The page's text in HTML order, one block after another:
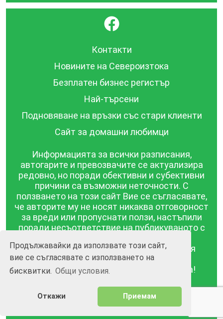
Продължавайки да използвате този сайт,
вие се съгласявате с използването на
бисквитки. Общи условия.
Откажи Приемам
}
Контакти
Новините на Североизтока
Безплатен бизнес регистър
Най-търсени
Подновяване на връзки със стари клиенти
Сайт за домашни любимци
Информацията за всички разписания,
автогарите и превозвачите се актуализира
редовно, но поради обективни и субективни
причини са възможни неточности. С
ползването на този сайт Вие се съгласявате,
че авторите му не носят никаква отговорност
за вреди или пропуснати ползи, настъпили
поради несъответствие на публикуваното с
публикувана в този сайт се предоставя
такава каквато е, без гаранция за
съответствието ѝ с действителността!
BGrazpisanie.com © 2008 - 2026, Всички права
Изработка на уебсайт и софтуер